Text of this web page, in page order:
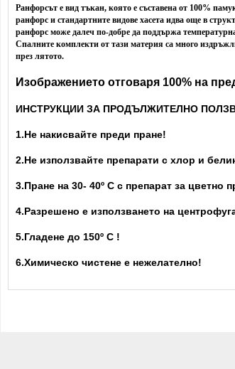
Ранфорсът е вид тъкан, която е съставена от 100%
ранфорс и стандартните видове хасета идва още в
ранфорс може далеч по-добре да поддържа
Спалните комплекти от тази материя са много
през лятото.
Изображението отговаря 100% на
ИНСТРУКЦИИ ЗА ПРОДЪЛЖИТЕЛНО
1.Не накисвайте преди пране!
2.Не използвайте препарати с хлор и
3.Пране на 30- 40º С с препарат за цветно
4.Разрешено е използването на
5.Гладене до 150º С !
6.Химическо чистене е нежелателно!